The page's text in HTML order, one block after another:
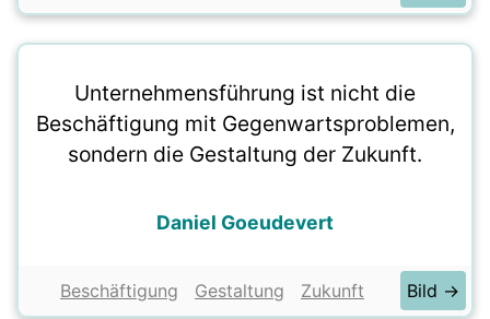
Unternehmensführung ist nicht die
Beschäftigung mit Gegenwartsproblemen,
sondern die Gestaltung der Zukunft.
Daniel Goeudevert
Beschäftigung Gestaltung Zukunft Bild →